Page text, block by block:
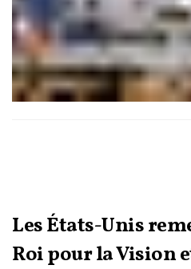
Les États-Unis
Roi pour la Vision